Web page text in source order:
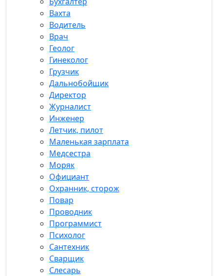
Вахта
Водитель
Врач
Геолог
Гинеколог
Грузчик
Дальнобойщик
Директор
Журналист
Инженер
Летчик, пилот
Маленькая зарплата
Медсестра
Моряк
Официант
Охранник, сторож
Повар
Проводник
Программист
Психолог
Сантехник
Сварщик
Слесарь